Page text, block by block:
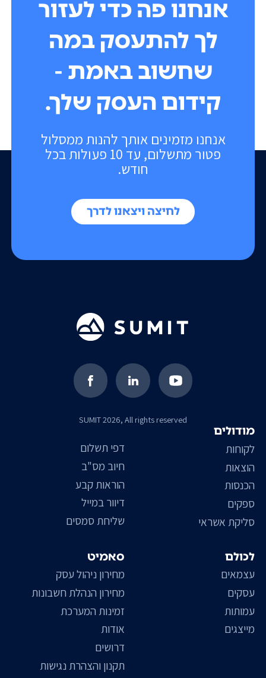
אנחנו מזמינים אותך להנות ממסלול
פטור מתשלום, עד 10 פעולות בכל
חודש.
לחיצה ויצאנו לדרך
אנחנו פה כדי לעזור
לך להתעסק במה
שחשוב באמת -
קידום העסק שלך.
SUMIT 2026, All rights reserved
סאמיט
מחירון ניהול עסק
מחירון הנהלת חשבונות
זמינות המערכת
אודות
דרושים
תקנון והצהרת נגישות
דפי תשלום
חיוב מס"ב
הוראות קבע
דיוור במייל
שליחת סמסים
מודולים
לקוחות
הוצאות
הכנסות
ספקים
סליקת אשראי
לכולם
עצמאים
עסקים
עמותות
מייצגים